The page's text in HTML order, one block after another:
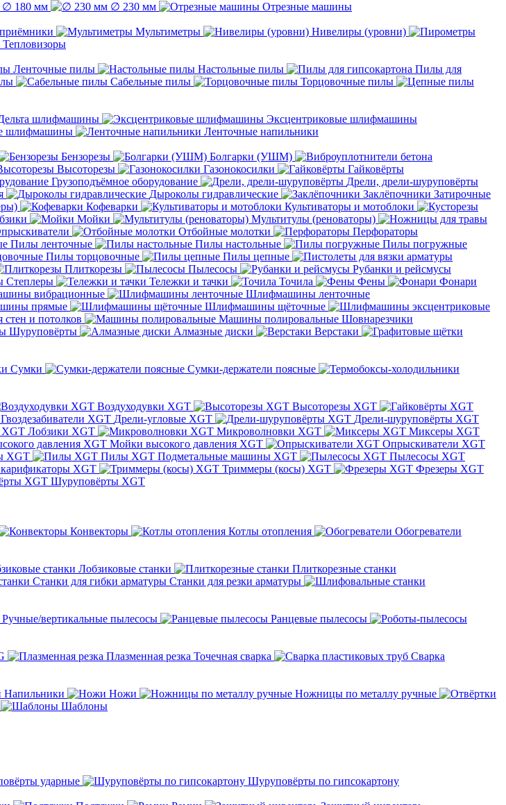
∅ 180 мм ∅ 230 мм
Отрезные машины
Мультиметры
Нивелиры (уровни)
Тепловизоры
Ленточные пилы Настольные пилы
Пилы для
Сабельные пилы
Торцовочные пилы
шлифмашины
Эксцентриковые шлифмашины
шлифмашины
Ленточные напильники
Бензорезы
Болгарки (УШМ)
Высоторезы Газонокосилки
Гайковёрты
Грузоподъёмное оборудование
Дрели, дрели-шуруповёрты
Дыроколы гидравлические Заклёпочники Затирочные
Кофеварки
Культиваторы и мотоблоки
Мойки
Мультитулы (реноваторы)
Отбойные молотки
Перфораторы
Пилы ленточные Пилы настольные
Пилы погружные
Пилы торцовочные
Пилы цепные
Плиткорезы Пылесосы
Рубанки и рейсмусы
Степлеры Тележки и тачки Точила Фены
Фонари
вибрационные
Шлифмашины ленточные
прямые
Шлифмашины щёточные
и потолков Машины полировальные Шовнарезчики
Шуруповёрты Алмазные диски
Верстаки
Сумки
Сумки-держатели поясные
Воздуходувки XGT
Высоторезы XGT
Гвоздезабиватели XGT Дрели-угловые XGT
Дрели-шуруповёрты XGT
Лобзики XGT Микроволновки XGT
Миксеры XGT
Мойки высокого давления XGT
Опрыскиватели XGT
XGT Пилы XGT Подметальные машины XGT
Пылесосы XGT
XGT Триммеры (косы) XGT
Фрезеры XGT
Шуруповёрты XGT
Конвекторы Котлы отопления
Обогреватели
Лобзиковые станки
Плиткорезные станки
Станки для гибки арматуры Станки для резки арматуры
Ручные/вертикальные пылесосы
Ранцевые пылесосы
Плазменная резка Точечная сварка
Cварка
Напильники Ножи
Ножницы по металлу ручные
Шаблоны
ударные
Шуруповёрты по гипсокартону